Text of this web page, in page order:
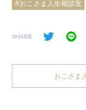
#おこさま人生相談室
SHARE
おこさま